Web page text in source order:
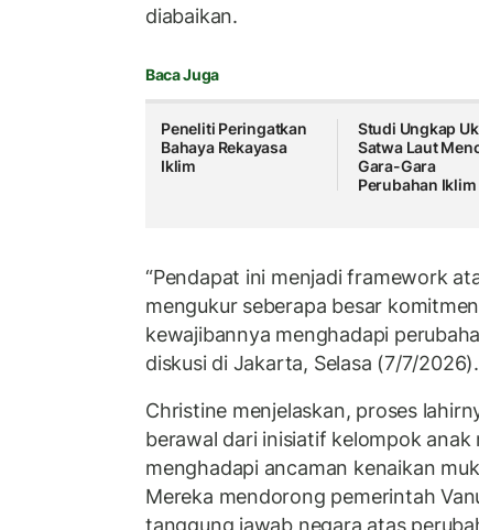
diabaikan.
Baca Juga
Peneliti Peringatkan
Bahaya Rekayasa
Iklim
Studi Ungkap
Satwa Laut
Gara-Gara
Perubahan Iklim
“Pendapat ini menjadi framework
mengukur seberapa besar
kewajibannya menghadapi
diskusi di Jakarta, Selasa (7/7/2026).
Christine menjelaskan, proses
berawal dari inisiatif kelompok anak
menghadapi ancaman kenaikan
Mereka mendorong pemerintah
tanggung jawab negara atas